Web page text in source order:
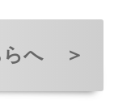
へ ＞